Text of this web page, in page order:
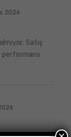
2026
Satış
performans